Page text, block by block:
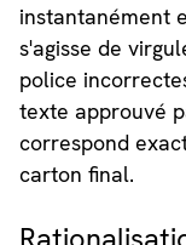
instantanément
s'agisse de
police
texte approuvé
correspond
carton final.